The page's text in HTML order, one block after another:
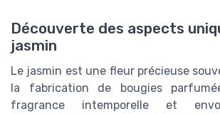
Découverte des aspects
jasmin
Le jasmin est une fleur précieuse
la fabrication de bougies
fragrance intemporelle et